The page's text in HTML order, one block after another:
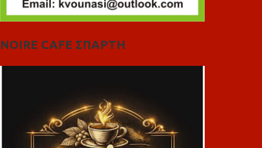
NOIRE CAFE ΣΠΑΡΤΗ